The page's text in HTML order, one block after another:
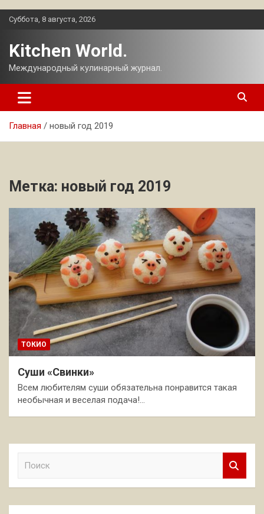
Перейти
Суббота, 8 августа, 2026
Kitchen World.
Международный кулинарный журнал.
Главная новый год 2019
Метка: новый год 2019
ТОКИО
Суши «Свинки»
Всем любителям суши обязательна понравится такая
необычная и веселая подача!…
к